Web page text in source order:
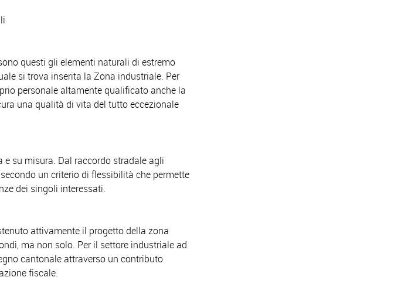
questi gli elementi naturali di estremo
si trova inserita la Zona industriale. Per
personale altamente qualificato anche la
una qualità di vita del tutto eccezionale
su misura. Dal raccordo stradale agli
un criterio di flessibilità che permette
dei singoli interessati.
attivamente il progetto della zona
ma non solo. Per il settore industriale ad
cantonale attraverso un contributo
fiscale.